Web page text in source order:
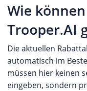
Wie
Trooper.AI
Die aktuellen
automatisch im
müssen hier keinen
eingeben, sondern